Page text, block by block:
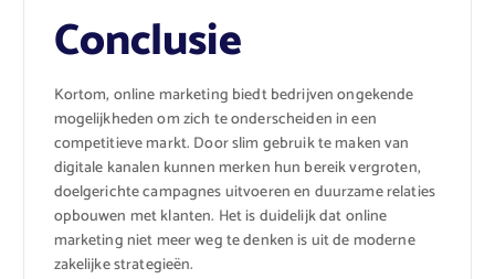
Conclusie
Kortom, online marketing biedt bedrijven ongekende
mogelijkheden om zich te onderscheiden in een
competitieve markt. Door slim gebruik te maken van
digitale kanalen kunnen merken hun bereik vergroten,
doelgerichte campagnes uitvoeren en duurzame relaties
opbouwen met klanten. Het is duidelijk dat online
marketing niet meer weg te denken is uit de moderne
zakelijke strategieën.